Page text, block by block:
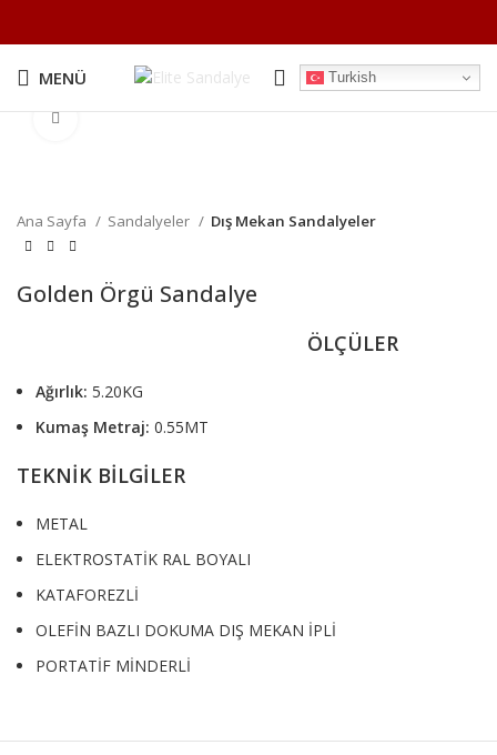
MENÜ Turkish
Büyütmek için tıklayın
Ana Sayfa Sandalyeler Dış Mekan Sandalyeler
Golden Örgü Sandalye
ÖLÇÜLER
Ağırlık: 5.20KG
Kumaş Metraj: 0.55MT
TEKNİK BİLGİLER
METAL
ELEKTROSTATİK RAL BOYALI
KATAFOREZLİ
OLEFİN BAZLI DOKUMA DIŞ MEKAN İPLİ
PORTATİF MİNDERLİ